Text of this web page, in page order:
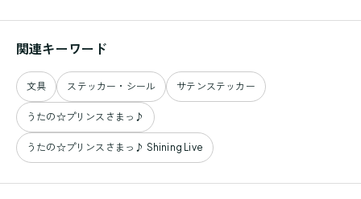
関連キーワード
文具 ステッカー・シール サテンステッカー
うたの☆プリンスさまっ♪
うたの☆プリンスさまっ♪ Shining Live